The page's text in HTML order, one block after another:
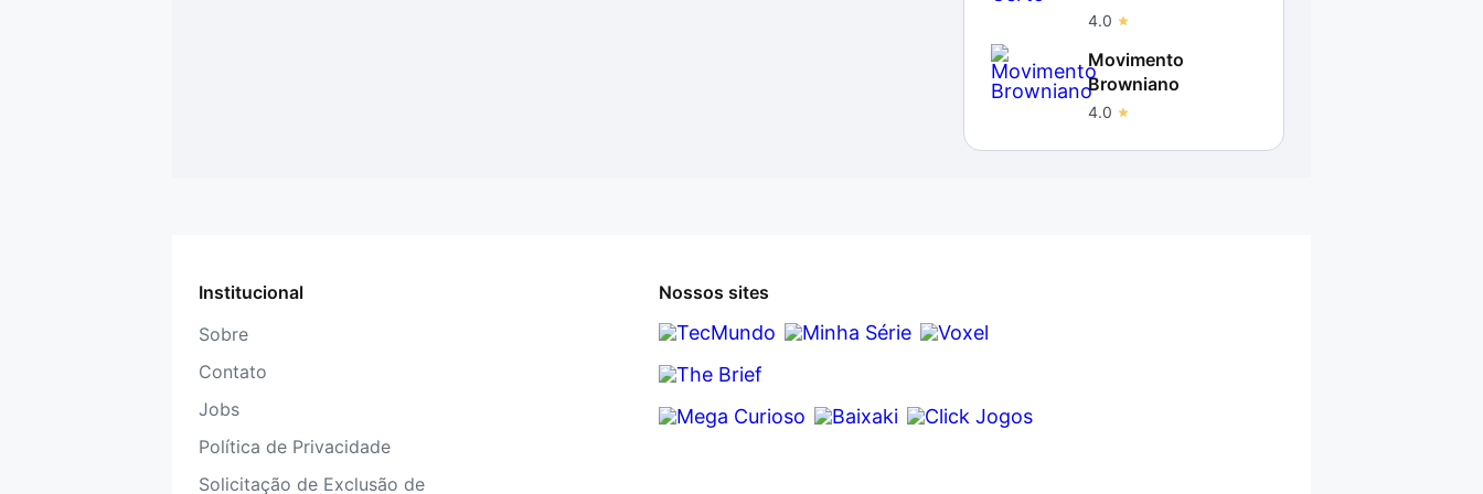
4.0
Movimento
Browniano
4.0
Institucional
Sobre
Contato
Jobs
Política de Privacidade
Solicitação de Exclusão de
Nossos sites